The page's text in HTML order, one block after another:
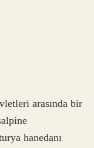
arasında bir
hanedanı